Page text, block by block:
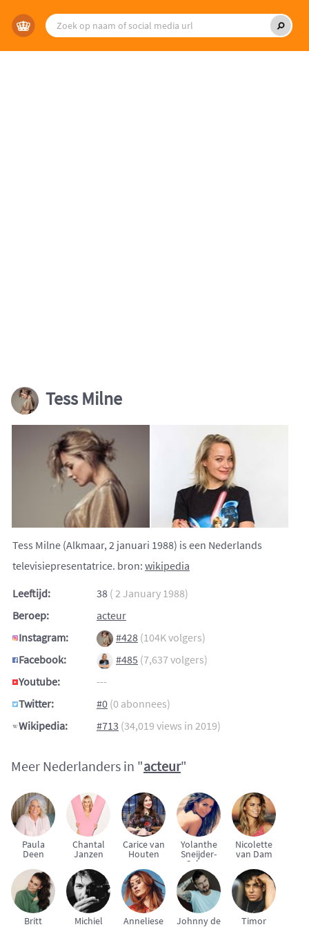
Tess Milne
Tess Milne (Alkmaar, 2 januari 1988) is een Nederlands
televisiepresentatrice. bron: wikipedia
Leeftijd:
38 ( 2 January 1988)
Beroep:
acteur
Instagram:
#428 (104K volgers)
Facebook:
#485 (7,637 volgers)
Youtube:
---
Twitter:
#0 (0 abonnees)
Wikipedia:
#713 (34,019 views in 2019)
Meer Nederlanders in "acteur"
Paula
Deen
Chantal
Janzen
Carice van
Houten
Yolanthe
Sneijder-
Cabau
Nicolette
van Dam
Britt Michiel Anneliese Johnny de Timor